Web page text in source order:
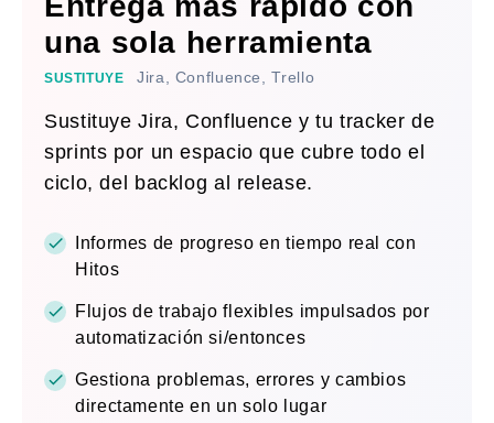
una sola herramienta
SUSTITUYE Jira, Confluence, Trello
Sustituye Jira, Confluence y tu tracker de
sprints por un espacio que cubre todo el
ciclo, del backlog al release.
Informes de progreso en tiempo real con
Hitos
Flujos de trabajo flexibles impulsados por
automatización si/entonces
Gestiona problemas, errores y cambios
directamente en un solo lugar